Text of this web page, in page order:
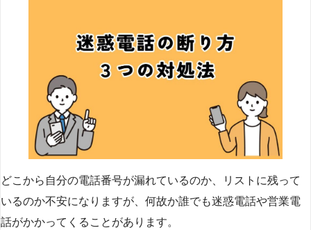
どこから自分の電話番号が漏れているのか、リストに残って
いるのか不安になりますが、何故か誰でも迷惑電話や営業電
話がかかってくることがあります。